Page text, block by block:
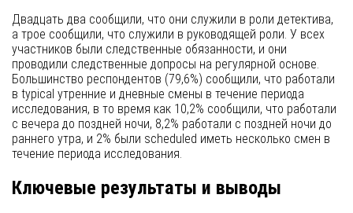
Двадцать два сообщили, что они служили в роли детектива,
а трое сообщили, что служили в руководящей роли. У всех
участников были следственные обязанности, и они
проводили следственные допросы на регулярной основе.
Большинство респондентов (79,6%) сообщили, что работали
в typical утренние и дневные смены в течение периода
исследования, в то время как 10,2% сообщили, что работали
с вечера до поздней ночи, 8,2% работали с поздней ночи до
раннего утра, и 2% были scheduled иметь несколько смен в
течение периода исследования.
Ключевые результаты и выводы